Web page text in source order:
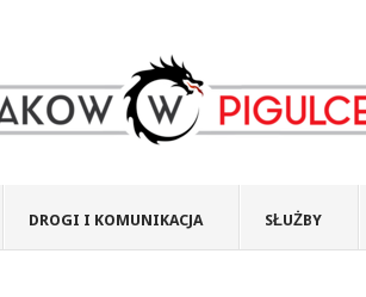
DROGI I KOMUNIKACJA SŁUŻBY